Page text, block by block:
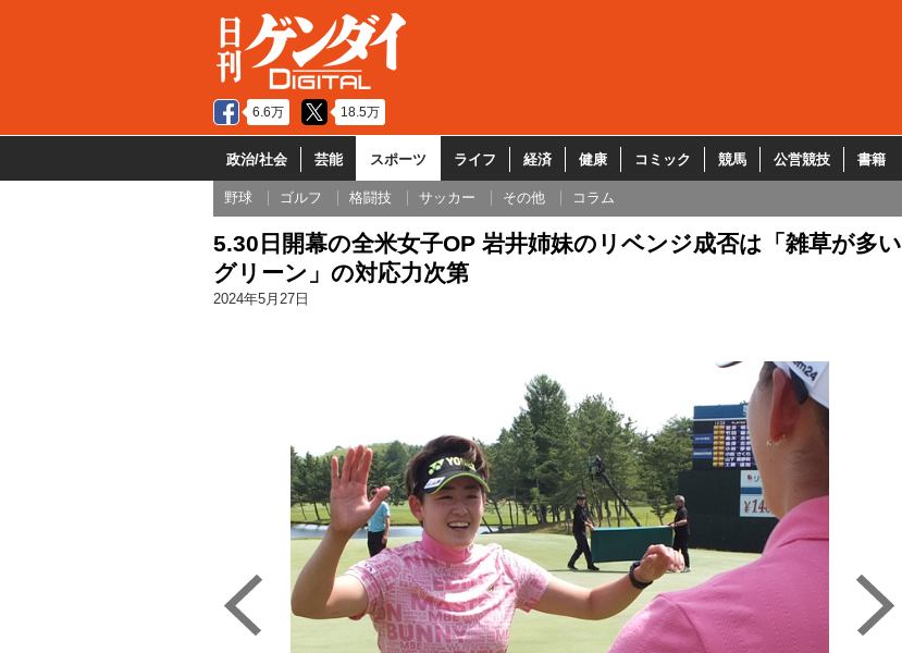
6.6万 18.5万
政治/社会 芸能 スポーツ ライフ 経済 健康 コミック 競馬 公営競技 書籍
野球 ゴルフ 格闘技 サッカー その他 コラム
5.30日開幕の全米女子OP 岩井姉妹のリベンジ成否は「雑草が多い
グリーン」の対応力次第
2024年5月27日